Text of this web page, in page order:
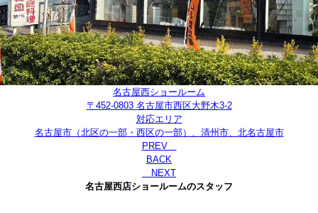
名古屋西ショールーム
〒452-0803 名古屋市西区大野木3-2
対応エリア
名古屋市（北区の一部・西区の一部）、清州市、北名古屋市
PREV
BACK
NEXT
名古屋西店ショールームのスタッフ